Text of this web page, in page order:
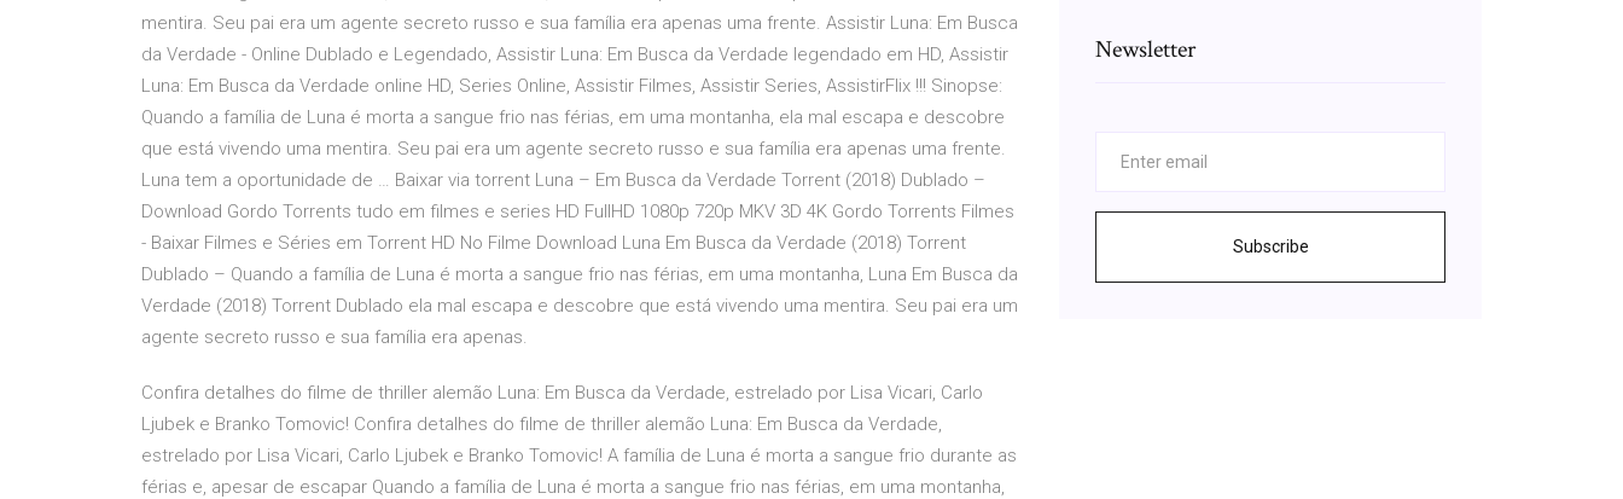
mentira. Seu pai era um agente secreto russo e sua família era apenas uma frente. Assistir Luna: Em Busca
da Verdade - Online Dublado e Legendado, Assistir Luna: Em Busca da Verdade legendado em HD, Assistir
Luna: Em Busca da Verdade online HD, Series Online, Assistir Filmes, Assistir Series, AssistirFlix !!! Sinopse:
Quando a família de Luna é morta a sangue frio nas férias, em uma montanha, ela mal escapa e descobre
que está vivendo uma mentira. Seu pai era um agente secreto russo e sua família era apenas uma frente.
Luna tem a oportunidade de … Baixar via torrent Luna – Em Busca da Verdade Torrent (2018) Dublado –
Download Gordo Torrents tudo em filmes e series HD FullHD 1080p 720p MKV 3D 4K Gordo Torrents Filmes
- Baixar Filmes e Séries em Torrent HD No Filme Download Luna Em Busca da Verdade (2018) Torrent
Dublado – Quando a família de Luna é morta a sangue frio nas férias, em uma montanha, Luna Em Busca da
Verdade (2018) Torrent Dublado ela mal escapa e descobre que está vivendo uma mentira. Seu pai era um
agente secreto russo e sua família era apenas.
Confira detalhes do filme de thriller alemão Luna: Em Busca da Verdade, estrelado por Lisa Vicari, Carlo
Ljubek e Branko Tomovic! Confira detalhes do filme de thriller alemão Luna: Em Busca da Verdade,
estrelado por Lisa Vicari, Carlo Ljubek e Branko Tomovic! A família de Luna é morta a sangue frio durante as
férias e, apesar de escapar Quando a família de Luna é morta a sangue frio nas férias, em uma montanha,
Newsletter
Subscribe